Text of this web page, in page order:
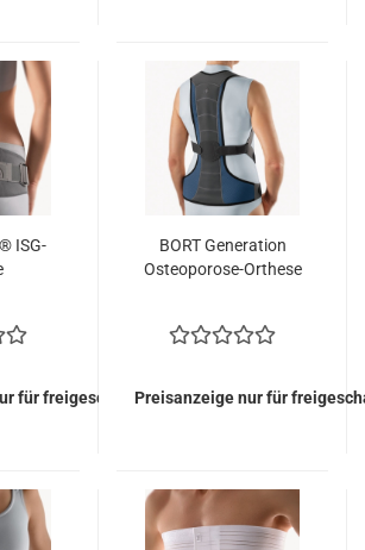
ISG-
für freigeschaltete Kunden
BORT Generation
Osteoporose-Orthese
Preisanzeige nur für